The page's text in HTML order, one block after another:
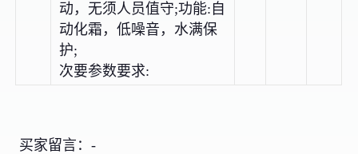
动，无须人员值守;功能:自
动化霜，低噪音，水满保
护;
次要参数要求:
买家留言：-